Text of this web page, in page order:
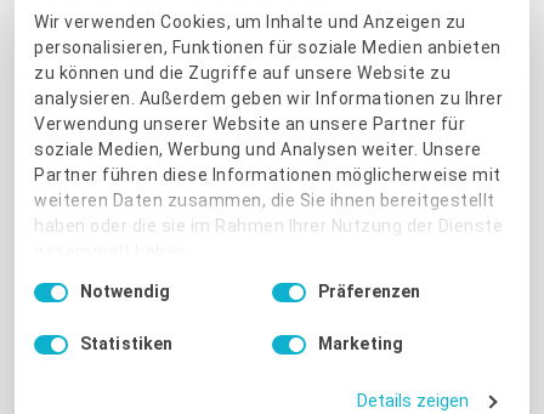
Wir verwenden Cookies, um Inhalte und Anzeigen zu
personalisieren, Funktionen für soziale Medien anbieten
zu können und die Zugriffe auf unsere Website zu
analysieren. Außerdem geben wir Informationen zu Ihrer
Verwendung unserer Website an unsere Partner für
soziale Medien, Werbung und Analysen weiter. Unsere
Partner führen diese Informationen möglicherweise mit
weiteren Daten zusammen, die Sie ihnen bereitgestellt
haben oder die sie im Rahmen Ihrer Nutzung der Dienste
Impressum|Datenschutzbestimmungen
Notwendig Präferenzen
Statistiken Marketing
Details zeigen
ProvenExpert werden
– so überzeugen Sie
Kunden online
Tutorial: So binden Sie
Google-Sterne in Ihrem
Webbaukasten ein
für den Einsatz von
Google My Business: